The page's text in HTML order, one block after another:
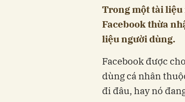
Trong một tài liệu
Facebook thừa
liệu người dùng.
Facebook được
dùng cá nhân
đi đâu, hay nó